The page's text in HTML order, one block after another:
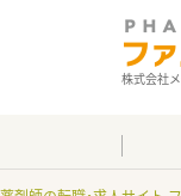
株式会社